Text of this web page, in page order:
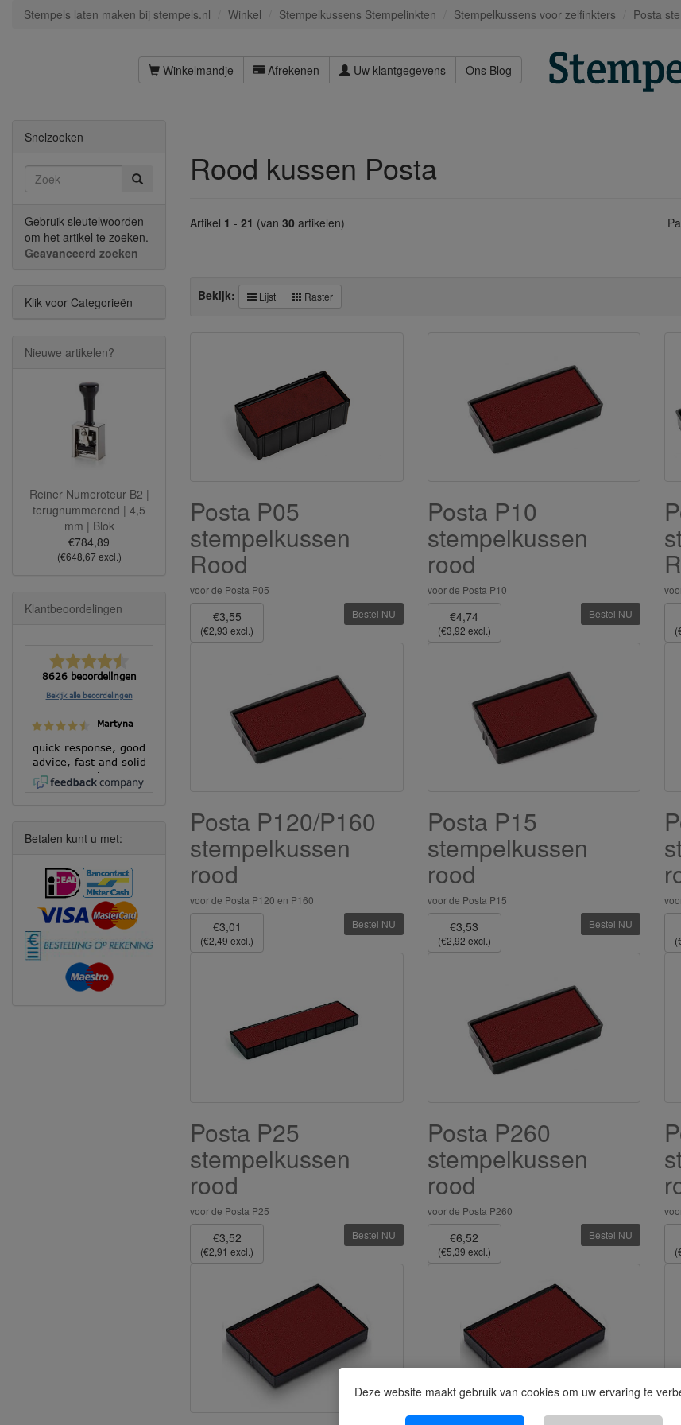
Deze website maakt gebruik van cookies om uw ervaring te
Stempels laten maken bij stempels.nl Winkel Stempelkussens Stempelinkten Stempelkussens voor zelfinkters Posta
Winkelmandje Afrekenen Uw klantgegevens Ons Blog
Rood kussen Posta
Artikel 1 - 21 (van 30 artikelen)
Bekijk: Lijst Raster
Posta P05
stempelkussen
Rood
voor de Posta P05
€3,55
(€2,93 excl.)
Bestel NU
Posta P10
stempelkussen
rood
voor de Posta P10
€4,74
(€3,92 excl.)
Bestel NU
Posta P120/P160
stempelkussen
rood
voor de Posta P120 en P160
€3,01
(€2,49 excl.)
Bestel NU
Posta P15
stempelkussen
rood
voor de Posta P15
€3,53
(€2,92 excl.)
Bestel NU
Posta P25
stempelkussen
rood
voor de Posta P25
€3,52
(€2,91 excl.)
Bestel NU
Posta P260
stempelkussen
rood
voor de Posta P260
€6,52
(€5,39 excl.)
Bestel NU
Snelzoeken
Gebruik sleutelwoorden
om het artikel te zoeken.
Geavanceerd zoeken
Klik voor Categorieën
Nieuwe artikelen?
Reiner Numeroteur B2 |
terugnummerend | 4,5
mm | Blok
€784,89
(€648,67 excl.)
Klantbeoordelingen
8626 beoordelingen
Bekijk alle beoordelingen
Martyna
quick response, good
advice, fast and solid
execution!
Betalen kunt u met: